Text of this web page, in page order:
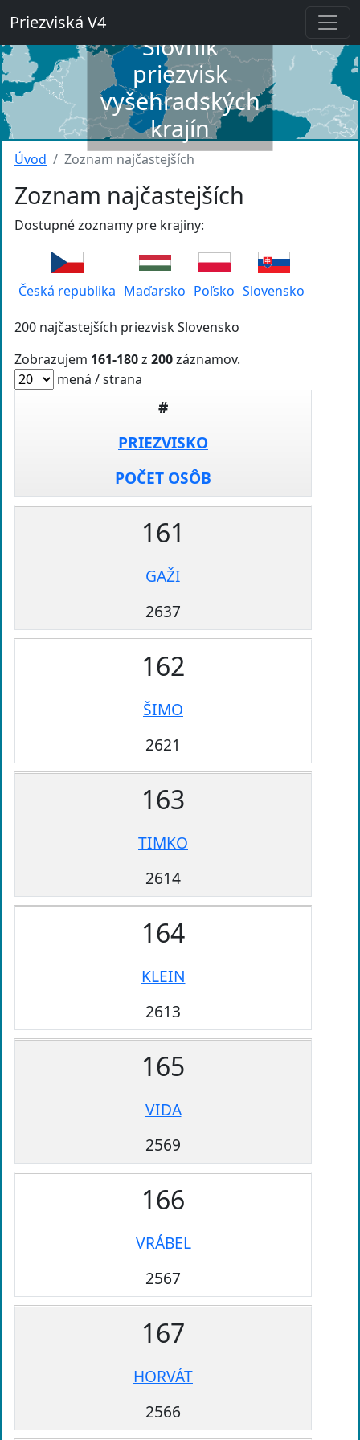
Priezviská V4
Slovník
priezvisk
vyšehradských
krajín
Úvod Zoznam najčastejších
Zoznam najčastejších
Dostupné zoznamy pre krajiny:
Česká republika Maďarsko Poľsko Slovensko
200 najčastejších priezvisk Slovensko
Zobrazujem 161-180z 200záznamov.
mená / strana
#
PRIEZVISKO
POČET OSÔB
161
GAŽI
2637
162
ŠIMO
2621
163
TIMKO
2614
164
KLEIN
2613
165
VIDA
2569
166
VRÁBEL
2567
167
HORVÁT
2566